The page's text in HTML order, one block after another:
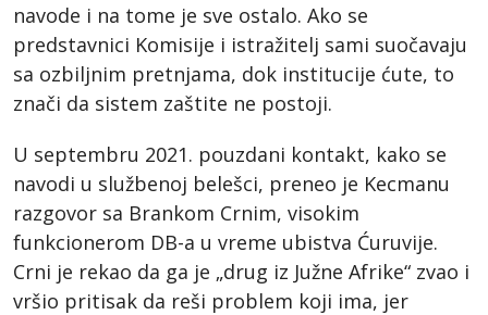
navode i na tome je sve ostalo. Ako se
predstavnici Komisije i istražitelj sami suočavaju
sa ozbiljnim pretnjama, dok institucije ćute, to
znači da sistem zaštite ne postoji.
U septembru 2021. pouzdani kontakt, kako se
navodi u službenoj belešci, preneo je Kecmanu
razgovor sa Brankom Crnim, visokim
funkcionerom DB-a u vreme ubistva Ćuruvije.
Crni je rekao da ga je „drug iz Južne Afrike“ zvao i
vršio pritisak da reši problem koji ima, jer